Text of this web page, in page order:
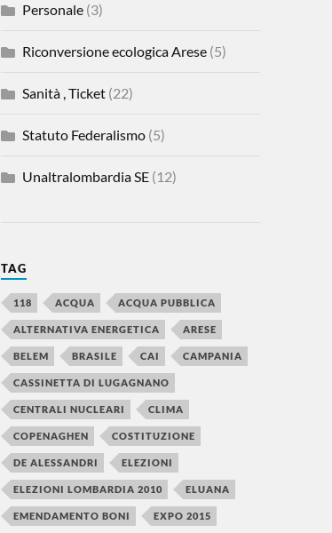
Personale(3)
Riconversione ecologica Arese(5)
Sanità , Ticket(22)
Statuto Federalismo(5)
Unaltralombardia SE(12)
TAG
118 ACQUA ACQUA PUBBLICA
ALTERNATIVA ENERGETICA ARESE
BELEM BRASILE CAI CAMPANIA
CASSINETTA DI LUGAGNANO
CENTRALI NUCLEARI CLIMA
COPENAGHEN COSTITUZIONE
DE ALESSANDRI ELEZIONI
ELEZIONI LOMBARDIA 2010 ELUANA
EMENDAMENTO BONI EXPO 2015